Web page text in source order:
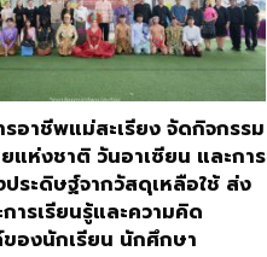
อาชีพแม่สะเรียง จัดกิจกรรม
แห่งชาติ วันอาเซียน และการ
ระดิษฐ์จากวัสดุเหลือใช้ ส่ง
ารเรียนรู้และความคิด
ของนักเรียน นักศึกษา